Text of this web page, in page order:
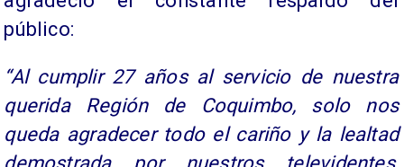
público:
“Al cumplir 27 años al servicio de nuestra
querida Región de Coquimbo, solo nos
queda agradecer todo el cariño y la lealtad